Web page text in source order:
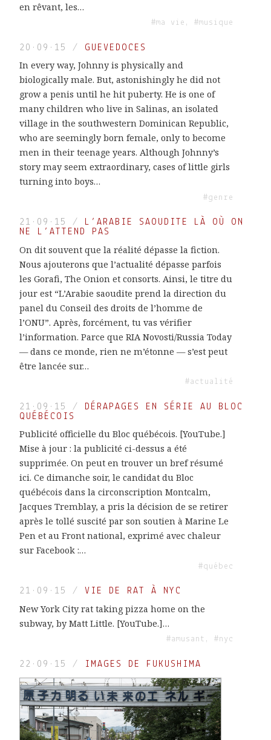
en rêvant, les…
#ma vie, #musique
20·09·15 / GUEVEDOCES
In every way, Johnny is physically and
biologically male. But, astonishingly he did not
grow a penis until he hit puberty. He is one of
many children who live in Salinas, an isolated
village in the southwestern Dominican Republic,
who are seemingly born female, only to become
men in their teenage years. Although Johnny’s
story may seem extraordinary, cases of little girls
turning into boys…
#genre
21·09·15 /
L’ARABIE SAOUDITE LÀ OÙ ON
NE L’ATTEND PAS
On dit souvent que la réalité dépasse la fiction.
Nous ajouterons que l’actualité dépasse parfois
les Gorafi, The Onion et consorts. Ainsi, le titre du
jour est “L’Arabie saoudite prend la direction du
panel du Conseil des droits de l’homme de
l’ONU”. Après, forcément, tu vas vérifier
l’information. Parce que RIA Novosti/Russia Today
— dans ce monde, rien ne m’étonne — s’est peut
être lancée sur…
#actualité
21·09·15 /
DÉRAPAGES EN SÉRIE AU BLOC
QUÉBÉCOIS
Publicité officielle du Bloc québécois. [YouTube.]
Mise à jour : la publicité ci-dessus a été
supprimée. On peut en trouver un bref résumé
ici. Ce dimanche soir, le candidat du Bloc
québécois dans la circonscription Montcalm,
Jacques Tremblay, a pris la décision de se retirer
après le tollé suscité par son soutien à Marine Le
Pen et au Front national, exprimé avec chaleur
sur Facebook :…
#québec
21·09·15 / VIE DE RAT À NYC
New York City rat taking pizza home on the
subway, by Matt Little. [YouTube.]…
#amusant, #nyc
22·09·15 / IMAGES DE FUKUSHIMA